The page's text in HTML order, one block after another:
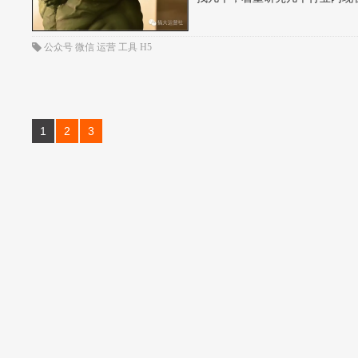
公众号微信运营工具H5
1 2 3